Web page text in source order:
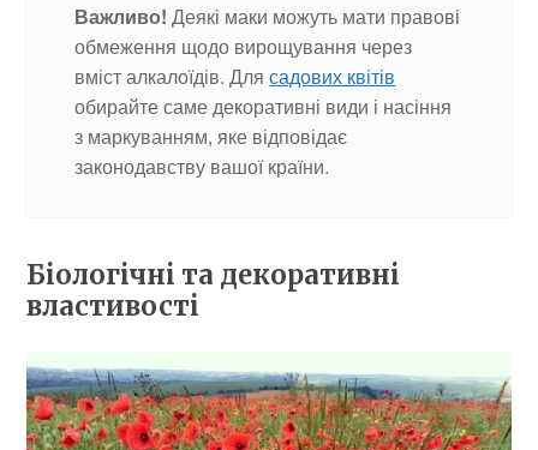
Важливо! Деякі маки можуть мати правові
обмеження щодо вирощування через
вміст алкалоїдів. Длясадових квітів
обирайте саме декоративні види і насіння
з маркуванням, яке відповідає
законодавству вашої країни.
Біологічні та декоративні
властивості